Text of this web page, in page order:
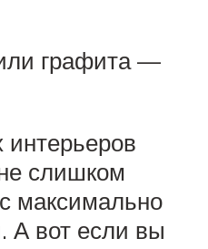
графита —
интерьеров
слишком
максимально
А вот если вы